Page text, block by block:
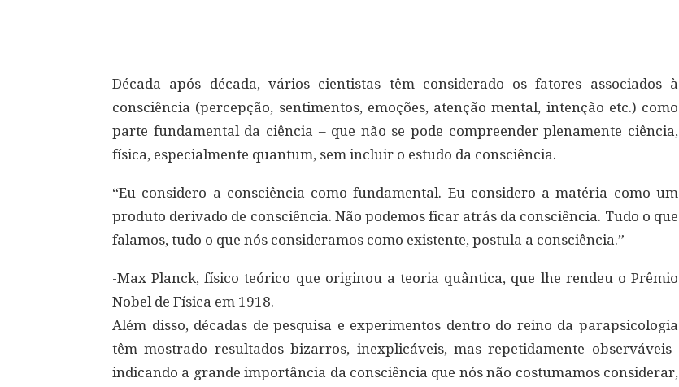
Década após década, vários cientistas têm considerado os fatores associados à
consciência (percepção, sentimentos, emoções, atenção mental, intenção etc.) como
parte fundamental da ciência – que não se pode compreender plenamente ciência,
física, especialmente quantum, sem incluir o estudo da consciência.
“Eu considero a consciência como fundamental. Eu considero a matéria como um
produto derivado de consciência. Não podemos ficar atrás da consciência. Tudo o que
falamos, tudo o que nós consideramos como existente, postula a consciência.”
-Max Planck, físico teórico que originou a teoria quântica, que lhe rendeu o Prêmio
Nobel de Física em 1918.
Além disso, décadas de pesquisa e experimentos dentro do reino da parapsicologia
têm mostrado resultados bizarros, inexplicáveis, mas repetidamente observáveis ​​
indicando a grande importância da consciência que nós não costumamos considerar,